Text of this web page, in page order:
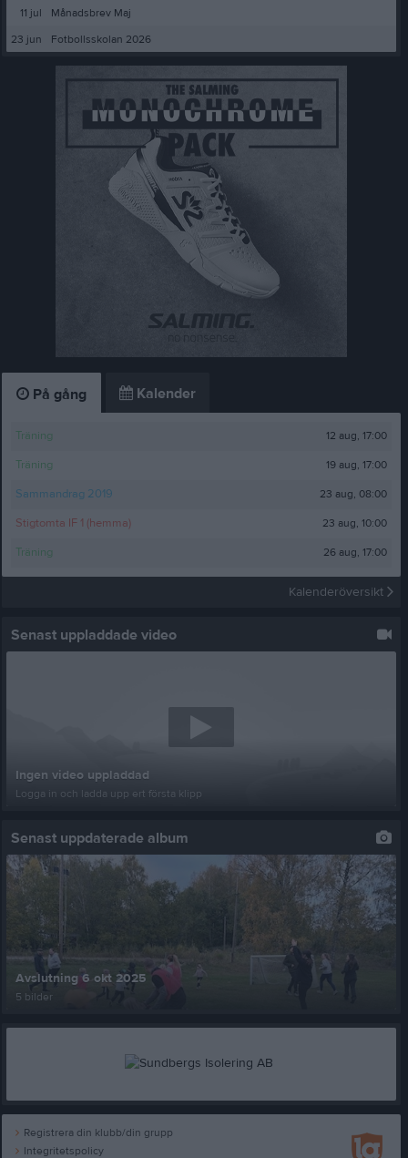
11 jul
Månadsbrev Maj
23 jun
Fotbollsskolan 2026
På gång Kalender
Träning 12 aug, 17:00
Träning 19 aug, 17:00
Sammandrag 2019 23 aug, 08:00
Stigtomta IF 1 (hemma) 23 aug, 10:00
Träning 26 aug, 17:00
Kalenderöversikt
Senast uppladdade video
Ingen video uppladdad
Logga in och ladda upp ert första klipp
Senast uppdaterade album
Avslutning 6 okt 2025
5 bilder
Registrera din klubb/din grupp
Integritetspolicy